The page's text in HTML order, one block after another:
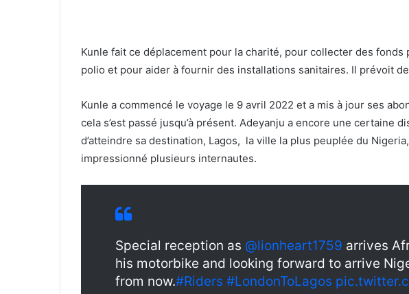
Kunle fait ce déplacement pour la charité, pour collecter des
polio et pour aider à fournir des installations sanitaires. Il prévoit
Kunle a commencé le voyage le 9 avril 2022 et a mis à jour ses
cela s’est passé jusqu’à présent. Adeyanju a encore une certaine
d’atteindre sa destination, Lagos, la ville la plus peuplée du
impressionné plusieurs internautes.
Special reception as @lionheart1759 arrives
his motorbike and looking forward to arrive
from now.#Riders #LondonToLagos